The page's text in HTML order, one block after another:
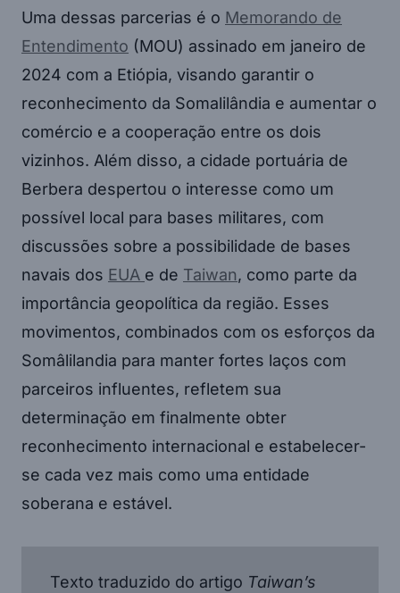
Uma dessas parcerias é o Memorando de
Entendimento (MOU) assinado em janeiro de
2024 com a Etiópia, visando garantir o
reconhecimento da Somalilândia e aumentar o
comércio e a cooperação entre os dois
vizinhos. Além disso, a cidade portuária de
Berbera despertou o interesse como um
possível local para bases militares, com
discussões sobre a possibilidade de bases
navais dos EUA e de Taiwan, como parte da
importância geopolítica da região. Esses
movimentos, combinados com os esforços da
Somâlilandia para manter fortes laços com
parceiros influentes, refletem sua
determinação em finalmente obter
reconhecimento internacional e estabelecer-
se cada vez mais como uma entidade
soberana e estável.
Texto traduzido do artigo Taiwan’s